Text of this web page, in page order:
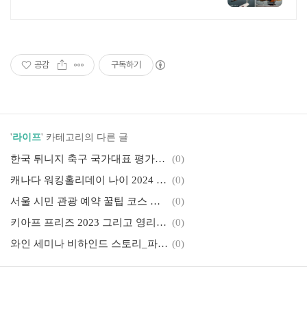
공감 구독하기
'라이프' 카테고리의 다른 글
한국 튀니지 축구 국가대표 평가전 친선경기 상암 월드컵경기장 취식팁
(0)
캐나다 워킹홀리데이 나이 2024 직업 노하우 바이블 (0)
서울 시민 관광 예약 꿀팁 코스 추천(1)_더현대 디즈니
(0)
키아프 프리즈 2023 그리고 영리치 아트페어 (0)
와인 세미나 비하인드 스토리_파리의 심판 (0)